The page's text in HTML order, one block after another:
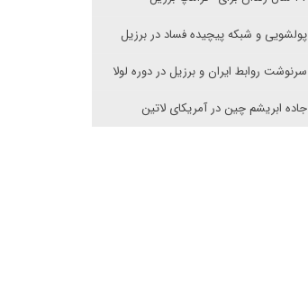
پولشویی و شبکه پیچیده فساد در برزیل
سرنوشت روابط ایران و برزیل در دوره لولا
جاده ابریشم چین در آمریکای لاتین